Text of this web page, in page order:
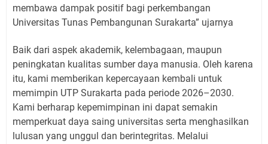
membawa dampak positif bagi perkembangan
Universitas Tunas Pembangunan Surakarta” ujarnya
Baik dari aspek akademik, kelembagaan, maupun
peningkatan kualitas sumber daya manusia. Oleh karena
itu, kami memberikan kepercayaan kembali untuk
memimpin UTP Surakarta pada periode 2026–2030.
Kami berharap kepemimpinan ini dapat semakin
memperkuat daya saing universitas serta menghasilkan
lulusan yang unggul dan berintegritas. Melalui